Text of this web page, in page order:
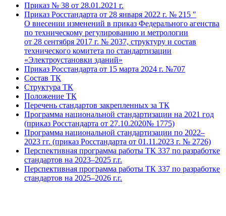
Приказ № 38 от 28.01.2021 г.
Приказ Росстандарта от 28 января 2022 г. № 215 ″
О внесении изменений в приказ Федерального агенства
по техническому регулированию и метрологии
от 28 сентября 2017 г. № 2037, структуру и состав
технического комитета по стандартизации
«Электроустановки зданий»
Приказ Росстандарта от 15 марта 2024 г. №707
Состав ТК
Структура ТК
Положение ТК
Перечень стандартов закрепленных за ТК
Программа национальной стандартизации на 2021 год
(приказ Росстандарта от 27.10.2020№ 1775)
Программа национальной стандартизации по 2022–
2023 гг. (приказ Росстандарта от 01.11.2023 г. № 2726)
Перспективная программа работы ТК 337 по разработке
стандартов на 2023–2025 г.г.
Перспективная программа работы ТК 337 по разработке
стандартов на 2025–2026 г.г.